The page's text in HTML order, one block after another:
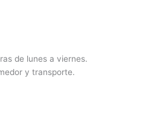
de lunes a viernes.
y transporte.